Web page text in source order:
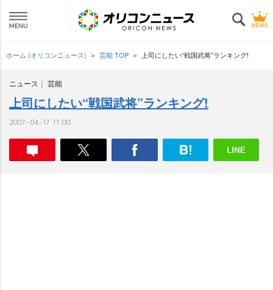
ホーム (オリコンニュース) 芸能 TOP 上司にしたい“戦国武将”ランキング!
ニュース 芸能
上司にしたい“戦国武将”ランキング!
2007-04-17 11:00